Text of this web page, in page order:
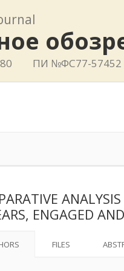
ПИ №ФС77-57452
ENGAGED
FILES